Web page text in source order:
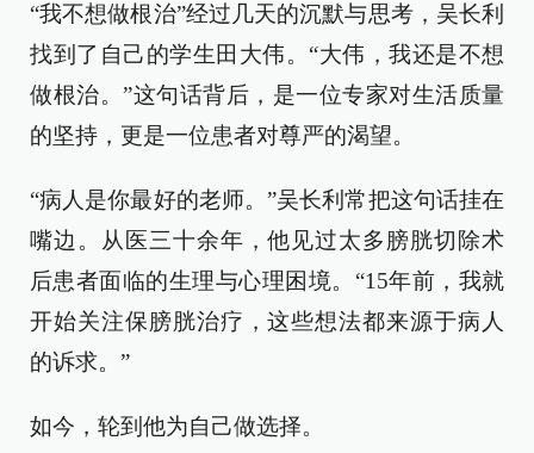
“我不想做根治”经过几天的沉默与思考，吴长利
找到了自己的学生田大伟。“大伟，我还是不想
做根治。”这句话背后，是一位专家对生活质量
的坚持，更是一位患者对尊严的渴望。
“病人是你最好的老师。”吴长利常把这句话挂在
嘴边。从医三十余年，他见过太多膀胱切除术
后患者面临的生理与心理困境。“15年前，我就
开始关注保膀胱治疗，这些想法都来源于病人
的诉求。”
如今，轮到他为自己做选择。